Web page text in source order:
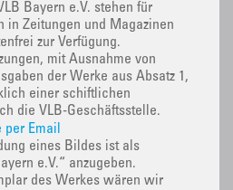
Bayern e.V. stehen für
in Zeitungen und Magazinen
zur Verfügung.
mit Ausnahme von
der Werke aus Absatz 1,
einer schiftlichen
die VLB-Geschäftsstelle.
per Email
eines Bildes ist als
e.V.“ anzugeben.
des Werkes wären wir